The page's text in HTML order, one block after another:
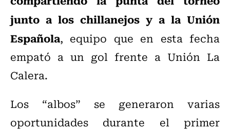
junto a los chillanejos y a la Unión
Española, equipo que en esta fecha
empató a un gol frente a Unión La
Calera.
Los “albos” se generaron varias
oportunidades durante el primer